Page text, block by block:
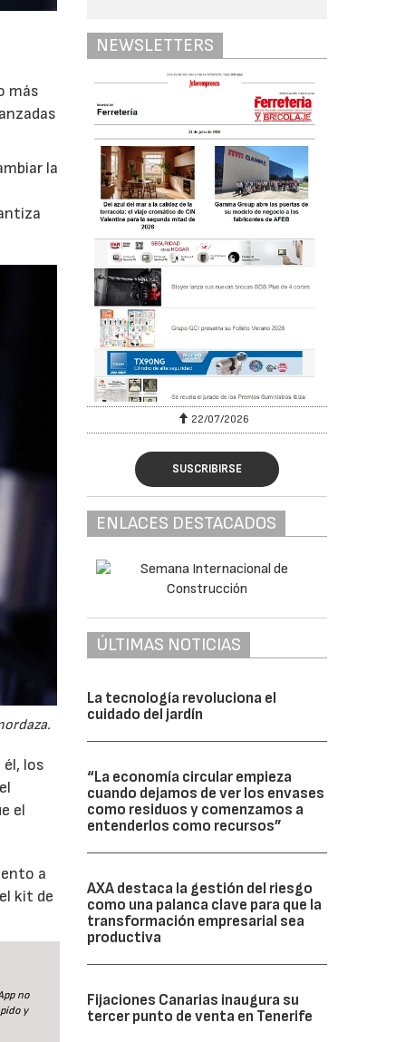
más
la
los
el
a
kit de
no
y
NEWSLETTERS
22/07/2026
SUSCRIBIRSE
ENLACES DESTACADOS
ÚLTIMAS NOTICIAS
La tecnología revoluciona el
cuidado del jardín
“La economía circular empieza
cuando dejamos de ver los envases
como residuos y comenzamos a
entenderlos como recursos”
AXA destaca la gestión del riesgo
como una palanca clave para que la
transformación empresarial sea
productiva
Fijaciones Canarias inaugura su
tercer punto de venta en Tenerife